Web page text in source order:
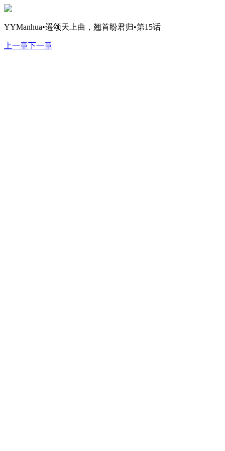
YYManhua•遥颂天上曲，翘首盼君归•第15话
上一章下一章